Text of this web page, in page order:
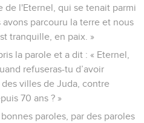
de l'Eternel, qui se tenait parmi
parcouru la terre et nous
tranquille, en paix. »
la parole et a dit : « Eternel,
refuseras-tu d’avoir
villes de Juda, contre
70 ans ? »
paroles, par des paroles